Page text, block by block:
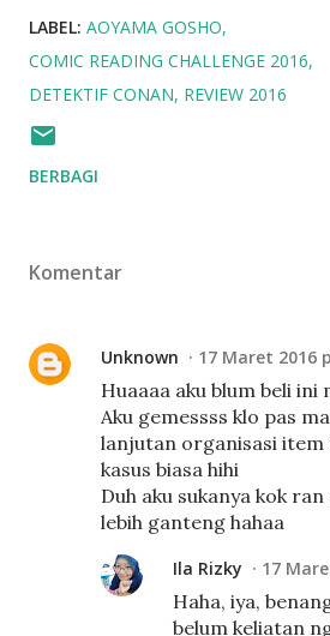
LABEL: AOYAMA GOSHO
COMIC READING CHALLENGE 2016
DETEKTIF CONAN REVIEW 2016
BERBAGI
Komentar
Unknown 17 Maret 2016
Huaaaa aku blum beli ini
Aku gemessss klo pas
lanjutan organisasi item
kasus biasa hihi
Duh aku sukanya kok
lebih ganteng hahaa
Ila Rizky 17
Haha, iya,
belum keliatan